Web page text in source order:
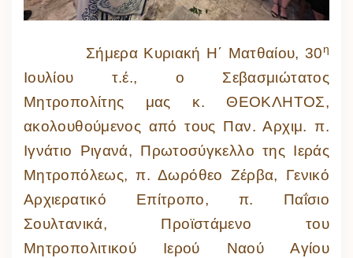
Σήμερα Κυριακή Η΄ Ματθαίου, 30η
Ιουλίου τ.έ., ο Σεβασμιώτατος
Μητροπολίτης μας κ. ΘΕΟΚΛΗΤΟΣ,
ακολουθούμενος από τους Παν. Αρχιμ. π.
Ιγνάτιο Ριγανά, Πρωτοσύγκελλο της Ιεράς
Μητροπόλεως, π. Δωρόθεο Ζέρβα, Γενικό
Αρχιερατικό Επίτροπο, π. Παΐσιο
Σουλτανικά, Προϊστάμενο του
Μητροπολιτικού Ιερού Ναού Αγίου